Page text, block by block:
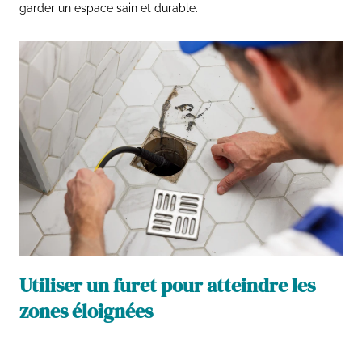
garder un espace sain et durable.
Utiliser un furet pour atteindre les
zones éloignées